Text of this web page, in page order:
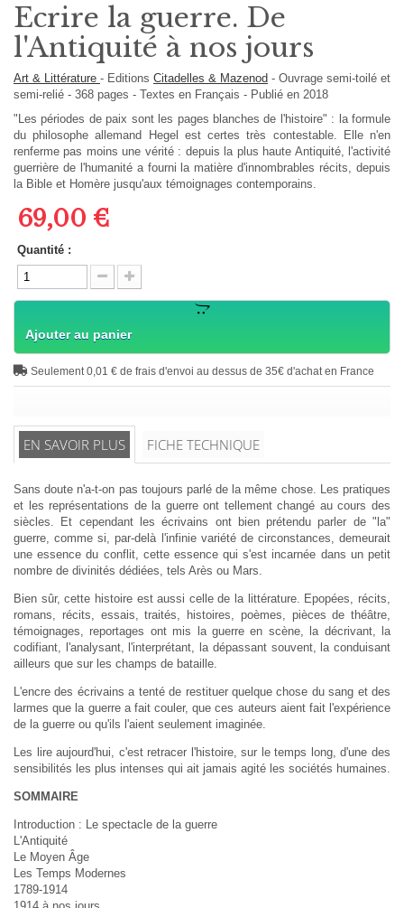
Ecrire la guerre. De
l'Antiquité à nos jours
Art & Littérature - Editions Citadelles & Mazenod - Ouvrage semi-toilé et
semi-relié - 368 pages - Textes en Français - Publié en 2018
"Les périodes de paix sont les pages blanches de l'histoire" : la formule
du philosophe allemand Hegel est certes très contestable. Elle n'en
renferme pas moins une vérité : depuis la plus haute Antiquité, l'activité
guerrière de l'humanité a fourni la matière d'innombrables récits, depuis
la Bible et Homère jusqu'aux témoignages contemporains.
69,00 €
Quantité :
Ajouter au panier
Seulement 0,01 € de frais d'envoi au dessus de 35€ d'achat en France
EN SAVOIR PLUS FICHE TECHNIQUE
Sans doute n'a-t-on pas toujours parlé de la même chose. Les pratiques
et les représentations de la guerre ont tellement changé au cours des
siècles. Et cependant les écrivains ont bien prétendu parler de "la"
guerre, comme si, par-delà l'infinie variété de circonstances, demeurait
une essence du conflit, cette essence qui s'est incarnée dans un petit
nombre de divinités dédiées, tels Arès ou Mars.
Bien sûr, cette histoire est aussi celle de la littérature. Epopées, récits,
romans, récits, essais, traités, histoires, poèmes, pièces de théâtre,
témoignages, reportages ont mis la guerre en scène, la décrivant, la
codifiant, l'analysant, l'interprétant, la dépassant souvent, la conduisant
ailleurs que sur les champs de bataille.
L'encre des écrivains a tenté de restituer quelque chose du sang et des
larmes que la guerre a fait couler, que ces auteurs aient fait l'expérience
de la guerre ou qu'ils l'aient seulement imaginée.
Les lire aujourd'hui, c'est retracer l'histoire, sur le temps long, d'une des
sensibilités les plus intenses qui ait jamais agité les sociétés humaines.
SOMMAIRE
Introduction : Le spectacle de la guerre
L'Antiquité
Le Moyen Âge
Les Temps Modernes
1789-1914